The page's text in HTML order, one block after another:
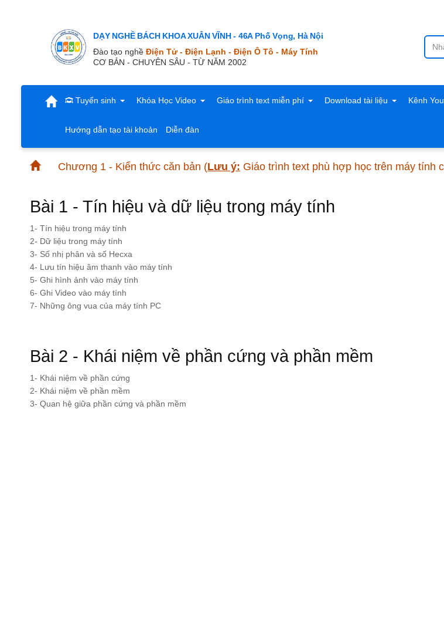
DẠY NGHỀ BÁCH KHOA XUÂN VĨNH - 46A Phố Vọng, Hà Nội
Đào tạo nghề Điện Tử - Điện Lạnh - Điện Ô Tô - Máy Tính
CƠ BẢN - CHUYÊN SÂU - TỪ NĂM 2002
Tuyển sinh Khóa Học Video Giáo trình text miễn phí Download tài liệu Kênh
Hướng dẫn tạo tài khoản Diễn đàn
Chương 1 - Kiển thức căn bản (Lưu ý: Giáo trình text phù hợp học trên máy tính
Bài 1 - Tín hiệu và dữ liệu trong máy tính
1- Tín hiệu trong máy tính
2- Dữ liệu trong máy tính
3- Số nhị phân và số Hecxa
4- Lưu tín hiệu âm thanh vào máy tính
5- Ghi hình ảnh vào máy tính
6- Ghi Video vào máy tính
7- Những ông vua của máy tính PC
Bài 2 - Khái niệm về phần cứng và phần mềm
1- Khái niệm về phần cứng
2- Khái niệm về phần mềm
3- Quan hệ giữa phần cứng và phần mềm